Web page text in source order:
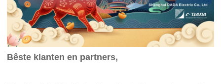
Bêste klanten en partners,